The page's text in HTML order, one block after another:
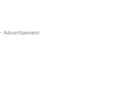
Advertisement